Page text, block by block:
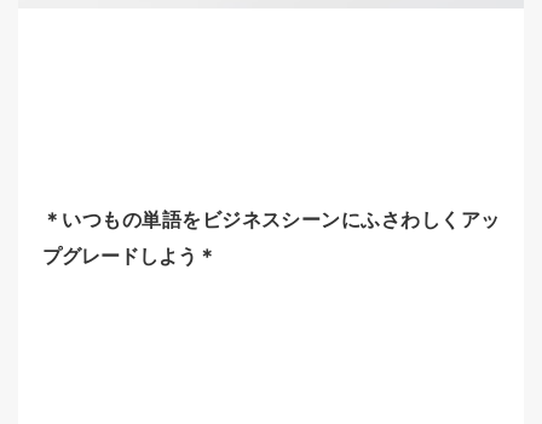
＊いつもの単語をビジネスシーンにふさわしくアッ
プグレードしよう＊